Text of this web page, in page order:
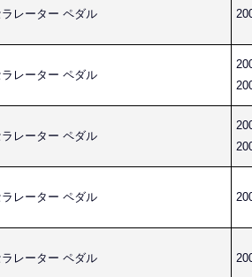
レーター ペダル
レーター ペダル
レーター ペダル
レーター ペダル
レーター ペダル